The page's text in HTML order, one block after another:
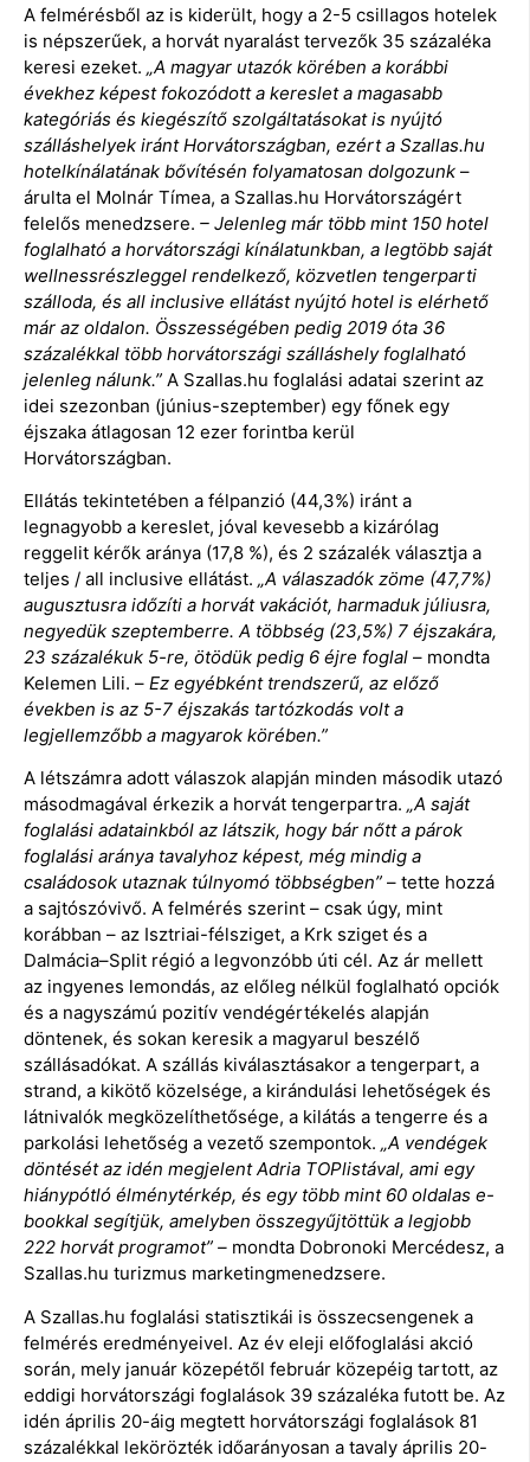
A felmérésből az is kiderült, hogy a 2-5 csillagos hotelek
is népszerűek, a horvát nyaralást tervezők 35 százaléka
keresi ezeket. „A magyar utazók körében a korábbi
évekhez képest fokozódott a kereslet a magasabb
kategóriás és kiegészítő szolgáltatásokat is nyújtó
szálláshelyek iránt Horvátországban, ezért a Szallas.hu
hotelkínálatának bővítésén folyamatosan dolgozunk –
árulta el Molnár Tímea, a Szallas.hu Horvátországért
felelős menedzsere. – Jelenleg már több mint 150 hotel
foglalható a horvátországi kínálatunkban, a legtöbb saját
wellnessrészleggel rendelkező, közvetlen tengerparti
szálloda, és all inclusive ellátást nyújtó hotel is elérhető
már az oldalon. Összességében pedig 2019 óta 36
százalékkal több horvátországi szálláshely foglalható
jelenleg nálunk.” A Szallas.hu foglalási adatai szerint az
idei szezonban (június-szeptember) egy főnek egy
éjszaka átlagosan 12 ezer forintba kerül
Horvátországban.
Ellátás tekintetében a félpanzió (44,3%) iránt a
legnagyobb a kereslet, jóval kevesebb a kizárólag
reggelit kérők aránya (17,8 %), és 2 százalék választja a
teljes / all inclusive ellátást. „A válaszadók zöme (47,7%)
augusztusra időzíti a horvát vakációt, harmaduk júliusra,
negyedük szeptemberre. A többség (23,5%) 7 éjszakára,
23 százalékuk 5-re, ötödük pedig 6 éjre foglal – mondta
Kelemen Lili. – Ez egyébként trendszerű, az előző
években is az 5-7 éjszakás tartózkodás volt a
legjellemzőbb a magyarok körében.”
A létszámra adott válaszok alapján minden második utazó
másodmagával érkezik a horvát tengerpartra. „A saját
foglalási adatainkból az látszik, hogy bár nőtt a párok
foglalási aránya tavalyhoz képest, még mindig a
családosok utaznak túlnyomó többségben” – tette hozzá
a sajtószóvivő. A felmérés szerint – csak úgy, mint
korábban – az Isztriai-félsziget, a Krk sziget és a
Dalmácia–Split régió a legvonzóbb úti cél. Az ár mellett
az ingyenes lemondás, az előleg nélkül foglalható opciók
és a nagyszámú pozitív vendégértékelés alapján
döntenek, és sokan keresik a magyarul beszélő
szállásadókat. A szállás kiválasztásakor a tengerpart, a
strand, a kikötő közelsége, a kirándulási lehetőségek és
látnivalók megközelíthetősége, a kilátás a tengerre és a
parkolási lehetőség a vezető szempontok. „A vendégek
döntését az idén megjelent Adria TOPlistával, ami egy
hiánypótló élménytérkép, és egy több mint 60 oldalas e-
bookkal segítjük, amelyben összegyűjtöttük a legjobb
222 horvát programot” – mondta Dobronoki Mercédesz, a
Szallas.hu turizmus marketingmenedzsere.
A Szallas.hu foglalási statisztikái is összecsengenek a
felmérés eredményeivel. Az év eleji előfoglalási akció
során, mely január közepétől február közepéig tartott, az
eddigi horvátországi foglalások 39 százaléka futott be. Az
idén április 20-áig megtett horvátországi foglalások 81
százalékkal lekörözték időarányosan a tavaly április 20-